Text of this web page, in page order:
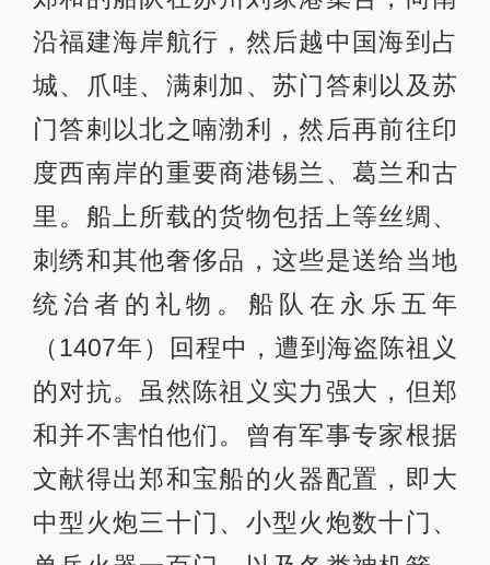
沿福建海岸航行，然后越中国海到占
城、爪哇、满剌加、苏门答剌以及苏
门答剌以北之喃渤利，然后再前往印
度西南岸的重要商港锡兰、葛兰和古
里。船上所载的货物包括上等丝绸、
刺绣和其他奢侈品，这些是送给当地
统治者的礼物。船队在永乐五年
（1407年）回程中，遭到海盗陈祖义
的对抗。虽然陈祖义实力强大，但郑
和并不害怕他们。曾有军事专家根据
文献得出郑和宝船的火器配置，即大
中型火炮三十门、小型火炮数十门、